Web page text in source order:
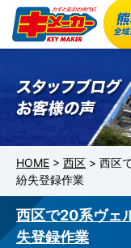
HOME > 西区 > 西区
紛失登録作業
西区で20系ヴェ
失登録作業